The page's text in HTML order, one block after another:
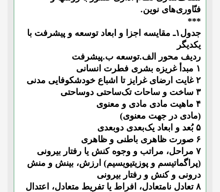
فنّاوری‌های نوین.
***
جدول۱ـ مقایسه ‌اجزا و ابعاد توسعه و پیشرفت با
یکدیگر
ردیف محور الف.توسعه ب.پیشرفت
۱ مبدأ غریزه بشری فطرت انسانی
۲ غایت ارضای غرایز تا اشباع خودشکوفایی مدنی
۳ ساخت و ساحات تک‌ساحتی دوساحتی
۴ ماهیت مادی مادی و معنوی
(مادی در جهت معنوی)
۵ بُعد و ابعاد یک‌بعدی دوبعدی
۶ صورت ظاهری باطنی و ظاهری
۷ مراحل، مراتب و وجوه کنش یا رفتار بیرونی
(پراگماتیسم و پوزیتیویسیم) ارزش، بینش و منش
درونی و کنش و رفتار بیرونی
۸ تعادل نامتعادل، افراط یا تفریط متعادل، اعتدال